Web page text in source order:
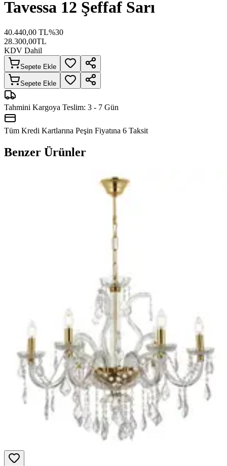
Tavessa 12 Şeffaf Sarı
40.440,00 TL%30
28.300,00TL
KDV Dahil
Sepete Ekle
Sepete Ekle
Tahmini Kargoya Teslim: 3 - 7 Gün
Tüm Kredi Kartlarına Peşin Fiyatına 6 Taksit
Benzer Ürünler